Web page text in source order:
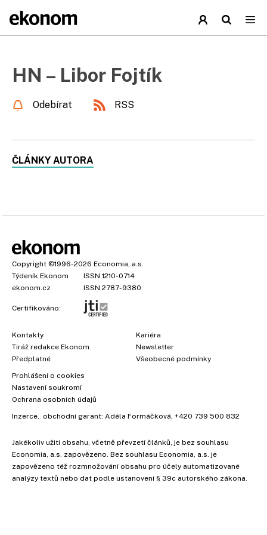
HN – Libor Fojtík
Odebírat RSS
ČLÁNKY AUTORA
Copyright ©1996-2026 Economia, a.s.
Týdeník Ekonom
ISSN 1210-0714
ekonom.cz
ISSN 2787-9380
Certifikováno:
Kontakty
Tiráž redakce Ekonom
Předplatné
Kariéra
Newsletter
Všeobecné podmínky
Prohlášení o cookies
Nastavení soukromí
Ochrana osobních údajů
Inzerce, obchodní garant: Adéla Formáčková, +420 739 500 832
Jakékoliv užití obsahu, včetně převzetí článků, je bez souhlasu
Economia, a.s. zapovězeno. Bez souhlasu Economia, a.s. je
zapovězeno též rozmnožování obsahu pro účely automatizované
analýzy textů nebo dat podle ustanovení § 39c autorského zákona.